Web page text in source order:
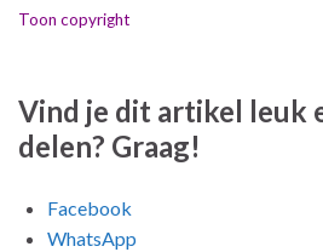
Toon copyright
Vind je dit artikel leuk
delen? Graag!
Facebook
WhatsApp